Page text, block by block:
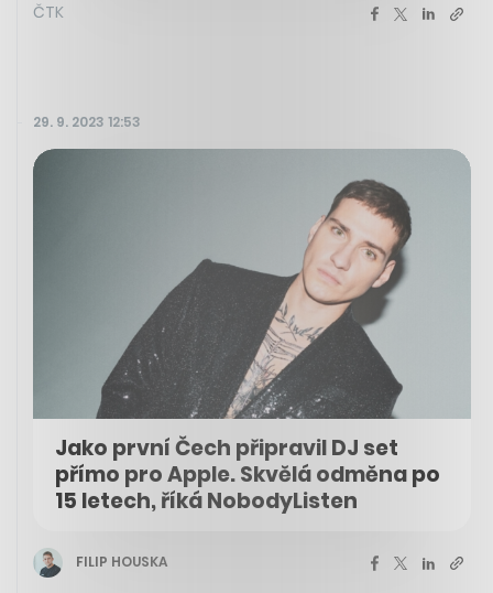
ČTK
29. 9. 2023 12:53
Jako první Čech připravil DJ set
přímo pro Apple. Skvělá odměna po
15 letech, říká NobodyListen
FILIP HOUSKA